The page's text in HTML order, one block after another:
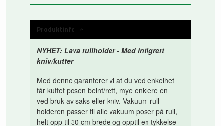
Produktinfo
NYHET: Lava rullholder- Med intigrert
kniv/kutter
Med denne garanterer vi at du ved enkelhet
får kuttet posen beint/rett, mye enklere en
ved bruk av saks eller kniv. Vakuum rull-
holderen passer til alle vakuum poser på rull,
helt opp til30 cm brede og opptil en tykkelse